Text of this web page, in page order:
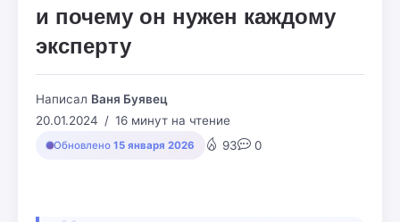
и почему он нужен каждому
эксперту
Написал Ваня Буявец
20.01.2024
16 минут на чтение
Обновлено 15 января 2026 93 0